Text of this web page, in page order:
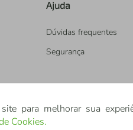
Ajuda
Dúvidas frequentes
Segurança
para melhorar sua
Cookies.